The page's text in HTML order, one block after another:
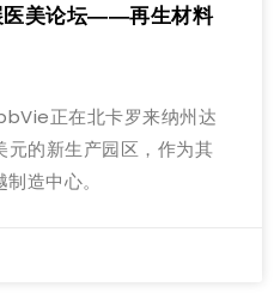
医美论坛——再生材料
正在北卡罗来纳州达
元的新生产园区，作为其
造中心。